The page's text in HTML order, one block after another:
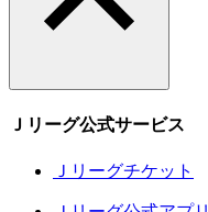
Ｊリーグ公式サービス
Ｊリーグチケット